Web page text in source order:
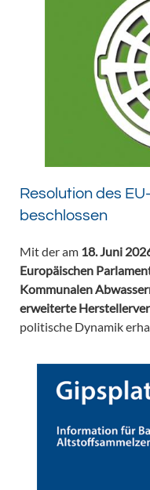
Resolution des
beschlossen
Mit der am 18. Juni
Europäischen
Kommunalen
erweiterte
politische Dynamik